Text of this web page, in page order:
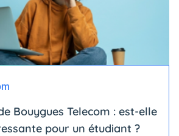
Bouygues Telecom : est-elle
pour un étudiant ?